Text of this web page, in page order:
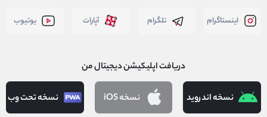
اینستاگرام تلگرام آپارات یوتیوب
دریافت اپلیکیشن دیجیتال من
نسخه اندروید نسخه iOS نسخه تحت وب